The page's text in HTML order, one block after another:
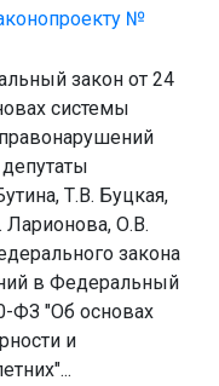
№
закон от 24
системы
Т.В. Буцкая,
Ларионова, О.В.
закона
в Федеральный
ФЗ "Об основах
и